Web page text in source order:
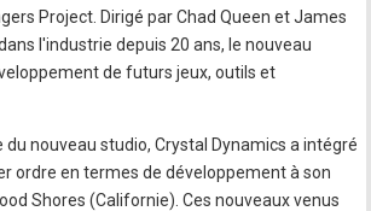
Project. Dirigé par Chad Queen et James
l'industrie depuis 20 ans, le nouveau
de futurs jeux, outils et
du nouveau studio, Crystal Dynamics a intégré
ordre en termes de développement à son
Shores (Californie). Ces nouveaux venus